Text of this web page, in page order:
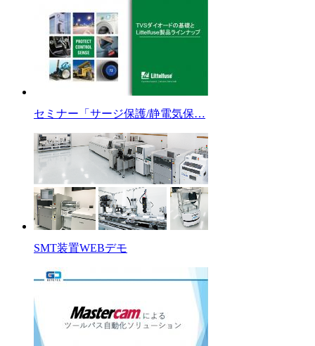
セミナー「サージ保護/静電気保…
SMT装置WEBデモ